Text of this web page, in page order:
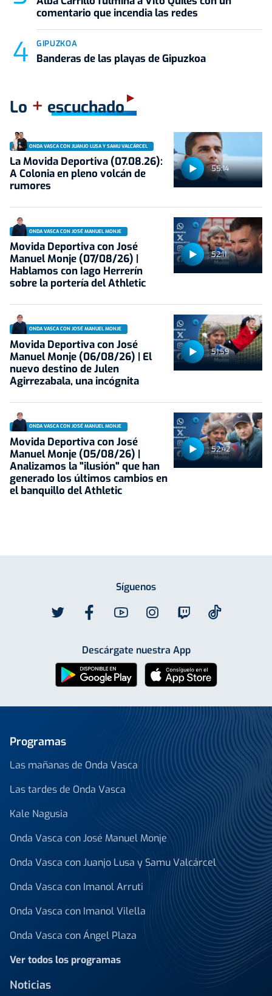
comentario que incendia las redes
GIPUZKOA
Banderas de las playas de Gipuzkoa
Lo + escuchado
55:14
ONDA VASCA CON JUANJO LUSA Y SAMU VALCÁRCEL
La Movida Deportiva (07.08.26):
A Colonia en pleno volcán de
rumores
52:11
ONDA VASCA CON JOSÉ MANUEL MONJE
Movida Deportiva con José
Manuel Monje (07/08/26) |
Hablamos con Iago Herrerín
sobre la portería del Athletic
51:59
ONDA VASCA CON JOSÉ MANUEL MONJE
Movida Deportiva con José
Manuel Monje (06/08/26) | El
nuevo destino de Julen
Agirrezabala, una incógnita
52:42
ONDA VASCA CON JOSÉ MANUEL MONJE
Movida Deportiva con José
Manuel Monje (05/08/26) |
Analizamos la "ilusión" que han
generado los últimos cambios en
el banquillo del Athletic
Síguenos
Descárgate nuestra App
Programas
Las mañanas de Onda Vasca
Las tardes de Onda Vasca
Kale Nagusia
Onda Vasca con José Manuel Monje
Onda Vasca con Juanjo Lusa y Samu Valcárcel
Onda Vasca con Imanol Arruti
Onda Vasca con Imanol Vilella
Onda Vasca con Ángel Plaza
Ver todos los programas
Noticias